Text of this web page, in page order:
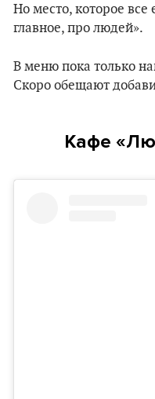
Но место, которое
главное, про людей».
В меню пока только
Скоро обещают
Кафе